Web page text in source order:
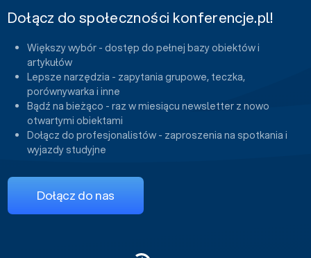
Dołącz do społeczności konferencje.pl!
Większy wybór - dostęp do pełnej bazy obiektów i
artykułów
Lepsze narzędzia - zapytania grupowe, teczka,
porównywarka i inne
Bądź na bieżąco - raz w miesiącu newsletter z nowo
otwartymi obiektami
Dołącz do profesjonalistów - zaproszenia na spotkania i
wyjazdy studyjne
Dołącz do nas